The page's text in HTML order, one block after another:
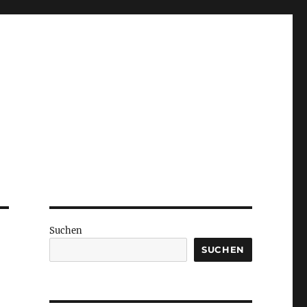
Suchen
SUCHEN